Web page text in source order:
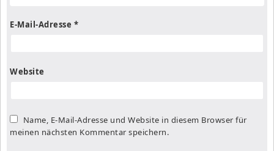
E-Mail-Adresse *
Website
Name, E-Mail-Adresse und Website in diesem Browser für
meinen nächsten Kommentar speichern.